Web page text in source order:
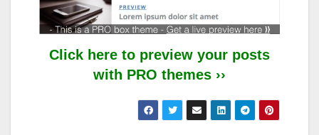
Click here to preview your posts
with PRO themes ››